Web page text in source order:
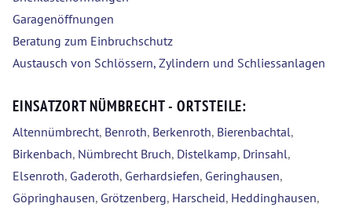
Garagenöffnungen
Beratung zum Einbruchschutz
Austausch von Schlössern, Zylindern und Schliessanlagen
EINSATZORT NÜMBRECHT - ORTSTEILE:
Altennümbrecht, Benroth, Berkenroth, Bierenbachtal,
Birkenbach, Nümbrecht Bruch, Distelkamp, Drinsahl,
Elsenroth, Gaderoth, Gerhardsiefen, Geringhausen,
Göpringhausen, Grötzenberg, Harscheid, Heddinghausen,